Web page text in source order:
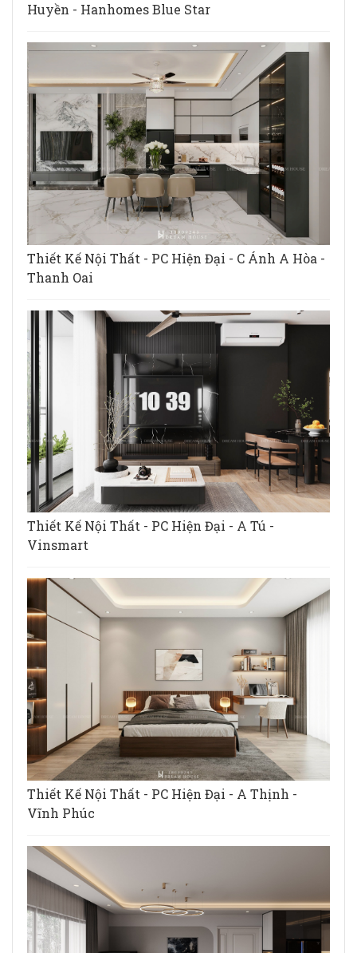
Huyền - Hanhomes Blue Star
Thiết Kế Nội Thất - PC Hiện Đại - C Ánh A Hòa -
Thanh Oai
Thiết Kế Nội Thất - PC Hiện Đại - A Tú -
Vinsmart
Thiết Kế Nội Thất - PC Hiện Đại - A Thịnh -
Vĩnh Phúc